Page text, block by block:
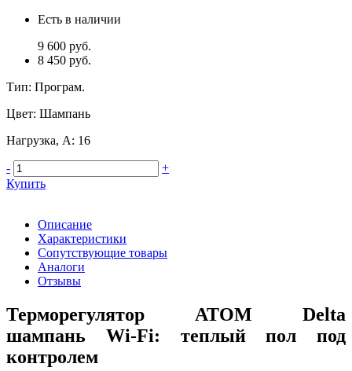
Есть в наличии
9 600 руб.
8 450 руб.
Тип: Програм.
Цвет: Шампань
Нагрузка, А: 16
-
+
Купить
Описание
Характеристики
Сопутствующие товары
Аналоги
Отзывы
Терморегулятор ATOM Delta
шампань Wi-Fi: теплый пол под
контролем